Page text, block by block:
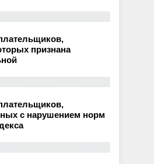
признана
с нарушением норм